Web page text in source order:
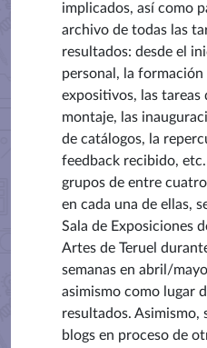
implicados, así como
archivo de todas las
resultados: desde el
personal, la formación
expositivos, las tareas
montaje, las
de catálogos, la
feedback recibido,
grupos de entre
en cada una de ellas,
Sala de Exposiciones
Artes de Teruel
semanas en abril/
asimismo como lugar
resultados.
blogs en proceso de